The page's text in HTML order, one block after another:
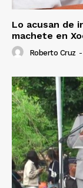
Lo acusan de
machete en
Roberto Cruz -